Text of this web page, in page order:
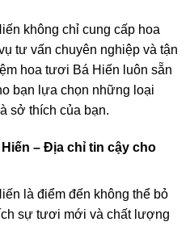
không chỉ cung cấp hoa
tư vấn chuyên nghiệp và tận
hoa tươi Bá Hiến luôn sẵn
bạn lựa chọn những loại
sở thích của bạn.
– Địa chỉ tin cậy cho
là điểm đến không thể bỏ
sự tươi mới và chất lượng